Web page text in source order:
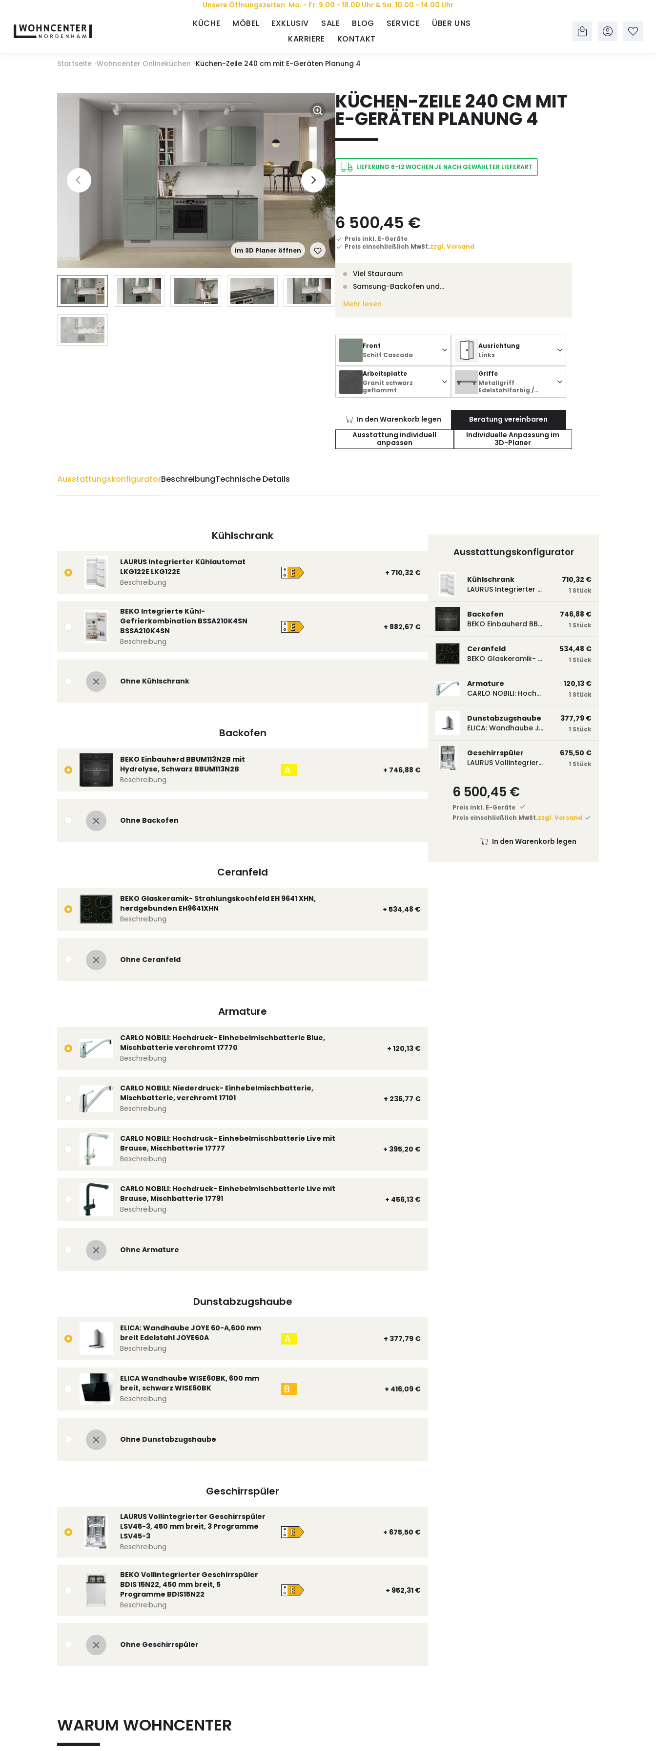
Unsere Öffnungszeiten: Mo. - Fr. 9.00 - 18.00 Uhr & Sa. 10.00 - 14.00 Uhr
KÜCHE MÖBEL EXKLUSIV SALE BLOG SERVICE
ÜBER UNS
KARRIERE
KONTAKT
Startseite Wohncenter Onlineküchen Küchen-Zeile 240 cm mit E-Geräten Planung 4
im 3D Planer öffnen
KÜCHEN-ZEILE 240 CM MIT
E-GERÄTEN PLANUNG 4
LIEFERUNG 6-12 WOCHEN JE NACH GEWÄHLTER LIEFERART
6 500,45 €
Preis inkl. E-Geräte
Preis einschließlich MwSt.zzgl. Versand
Viel Stauraum
Samsung-Backofen und…
Mehr lesen
Front
Schilf Cascada
Ausrichtung
Links
Arbeitsplatte
Granit schwarz
geflammt
Griffe
Metallgriff
Edelstahlfarbig /
schwarz lasiert matt
In den Warenkorb legen
Beratung vereinbaren
Ausstattung individuell
anpassen
Individuelle Anpassung im
3D-Planer
AusstattungskonfiguratorBeschreibungTechnische Details
Kühlschrank
LAURUS Integrierter Kühlautomat
LKG122E LKG122E
Beschreibung
A
↑
G E + 710,32 €
BEKO Integrierte Kühl-
Gefrierkombination BSSA210K4SN
BSSA210K4SN
Beschreibung
A
↑
G E + 882,67 €
Ohne Kühlschrank
Backofen
BEKO Einbauherd BBUM113N2B mit
Hydrolyse, Schwarz BBUM113N2B
Beschreibung
A + 746,88 €
Ohne Backofen
Ceranfeld
BEKO Glaskeramik- Strahlungskochfeld EH 9641 XHN,
herdgebunden EH9641XHN
Beschreibung
+ 534,48 €
Ohne Ceranfeld
Armature
CARLO NOBILI: Hochdruck- Einhebelmischbatterie Blue,
Mischbatterie verchromt 17770
Beschreibung
+ 120,13 €
CARLO NOBILI: Niederdruck- Einhebelmischbatterie,
Mischbatterie, verchromt 17101
Beschreibung
+ 236,77 €
CARLO NOBILI: Hochdruck- Einhebelmischbatterie Live mit
Brause, Mischbatterie 17777
Beschreibung
+ 395,20 €
CARLO NOBILI: Hochdruck- Einhebelmischbatterie Live mit
Brause, Mischbatterie 17791
Beschreibung
+ 456,13 €
Ohne Armature
Dunstabzugshaube
ELICA: Wandhaube JOYE 60-A,600 mm
breit Edelstahl JOYE60A
Beschreibung
A + 377,79 €
ELICA Wandhaube WISE60BK, 600 mm
breit, schwarz WISE60BK
Beschreibung
B + 416,09 €
Ohne Dunstabzugshaube
Geschirrspüler
LAURUS Vollintegrierter Geschirrspüler
LSV45-3, 450 mm breit, 3 Programme
LSV45-3
Beschreibung
A
↑
G E + 675,50 €
BEKO Vollintegrierter Geschirrspüler
BDIS 15N22, 450 mm breit, 5
Programme BDIS15N22
Beschreibung
A
↑
G E + 952,31 €
Ohne Geschirrspüler
Ausstattungskonfigurator
Kühlschrank
LAURUS Integrierter Kühlautomat LKG122E LKG122E
710,32 €
1 Stück
Backofen
BEKO Einbauherd BBUM113N2B mit Hydrolyse, Schwarz BBUM113N2B
746,88 €
1 Stück
Ceranfeld
BEKO Glaskeramik- Strahlungskochfeld EH 9641 XHN, herdgebunden EH9641XHN
534,48 €
1 Stück
Armature
CARLO NOBILI: Hochdruck- Einhebelmischbatterie Blue, Mischbatterie verchromt 17770
120,13 €
1 Stück
Dunstabzugshaube
ELICA: Wandhaube JOYE 60-A,600 mm breit Edelstahl JOYE60A
377,79 €
1 Stück
Geschirrspüler
LAURUS Vollintegrierter Geschirrspüler LSV45-3, 450 mm breit, 3 Programme LSV45-3
675,50 €
1 Stück
6 500,45 €
Preis inkl. E-Geräte
Preis einschließlich MwSt.zzgl. Versand
In den Warenkorb legen
WARUM WOHNCENTER